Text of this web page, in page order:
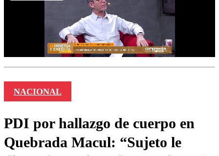
NACIONAL
PDI por hallazgo de cuerpo en
Quebrada Macul: “Sujeto le